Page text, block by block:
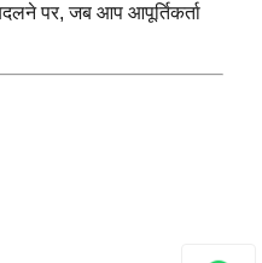
पर, जब आप आपूर्तिकर्ता